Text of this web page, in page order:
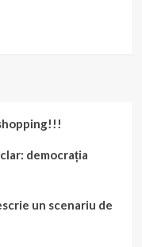
democrația
un scenariu de